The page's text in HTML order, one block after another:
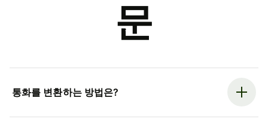
문
통화를 변환하는 방법은?